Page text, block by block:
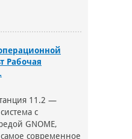
Рабочая
11.2 —
с
GNOME,
современное